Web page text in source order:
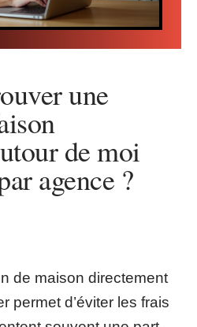
une
de moi
agence ?
de maison directement
permet d’éviter les frais